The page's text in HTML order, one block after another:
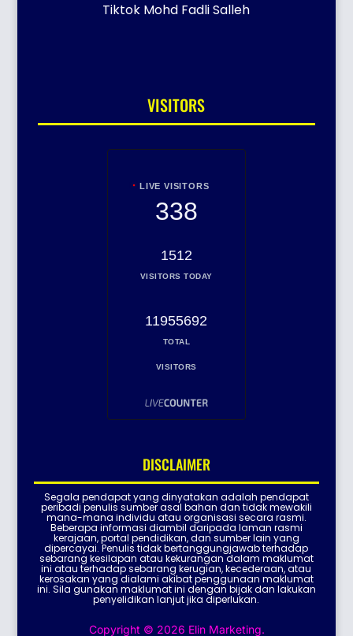
Tiktok Mohd Fadli Salleh
VISITORS
LIVE VISITORS
338
1512
VISITORS TODAY
11955692
TOTAL
VISITORS
DISCLAIMER
Segala pendapat yang dinyatakan adalah pendapat
peribadi penulis sumber asal bahan dan tidak mewakili
mana-mana individu atau organisasi secara rasmi.
Beberapa informasi diambil daripada laman rasmi
kerajaan, portal pendidikan, dan sumber lain yang
dipercayai. Penulis tidak bertanggungjawab terhadap
sebarang kesilapan atau kekurangan dalam maklumat
ini atau terhadap sebarang kerugian, kecederaan, atau
kerosakan yang dialami akibat penggunaan maklumat
ini. Sila gunakan maklumat ini dengan bijak dan lakukan
penyelidikan lanjut jika diperlukan.
Copyright © 2026 Elin Marketing.